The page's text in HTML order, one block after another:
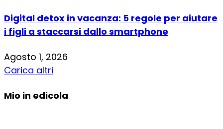
Digital detox in vacanza: 5 regole per aiutare
i figli a staccarsi dallo smartphone
Agosto 1, 2026
Carica altri
Mio in edicola